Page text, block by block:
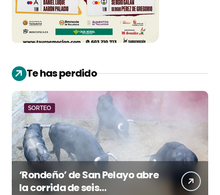
Te has perdido
SORTEO
‘Rondeño’ de San Pelayo abre
la corrida de seis